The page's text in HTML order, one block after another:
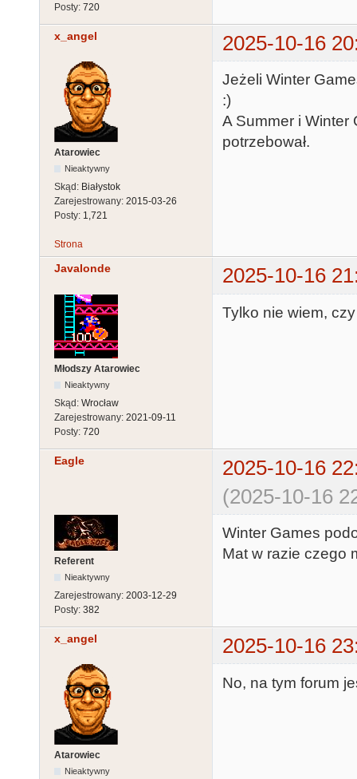
Posty: 720
x_angel 2025-10-16
Atarowiec
Nieaktywny
Skąd: Białystok
Zarejestrowany: 2015-03-26
Posty: 1,721
Jeżeli Winter
:)
A Summer i Winter
potrzebował.
Strona
Javalonde 2025-10-16
Młodszy Atarowiec
Nieaktywny
Skąd: Wrocław
Zarejestrowany: 2021-09-11
Posty: 720
Tylko nie wiem,
Eagle
2025-10-16
(2025-10-16
Referent
Nieaktywny
Zarejestrowany: 2003-12-29
Posty: 382
Winter Games
Mat w razie czego
x_angel 2025-10-16
Atarowiec
Nieaktywny
No, na tym forum